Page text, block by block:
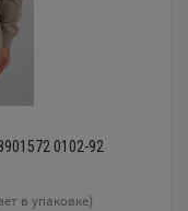
0102-92
в упаковке)